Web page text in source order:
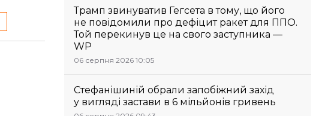
Трамп звинуватив Гегсета в тому, що його
не повідомили про дефіцит ракет для ППО.
Той перекинув це на свого заступника —
WP
06 серпня 2026 10:05
Стефанішиній обрали запобіжний захід
у вигляді застави в 6 мільйонів гривень